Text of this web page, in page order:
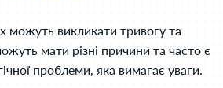
можуть викликати тривогу та
мати різні причини та часто є
проблеми, яка вимагає уваги.